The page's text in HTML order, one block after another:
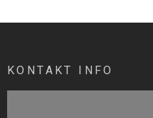
KONTAKT INFO